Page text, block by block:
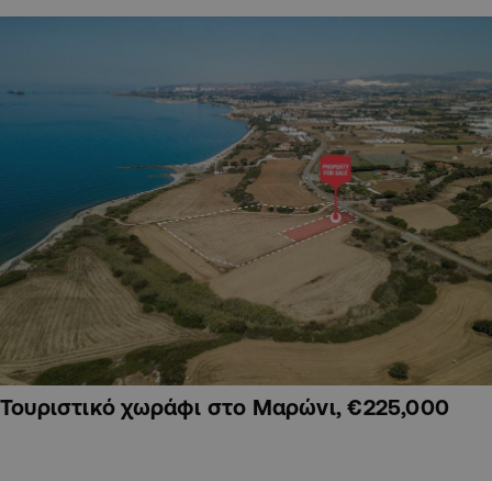
Τουριστικό χωράφι στο Μαρώνι, €225,000